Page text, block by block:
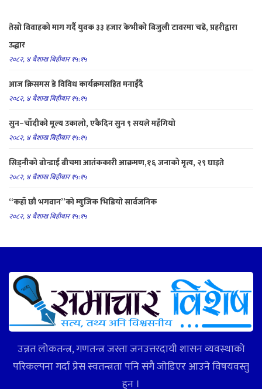
तेस्रो विवाहको माग गर्दै युवक ३३ हजार केभीको बिजुली टावरमा चढे, प्रहरीद्वारा
उद्धार
२०८२, ४ बैशाख बिहीबार १५:१५
आज क्रिसमस डे विविध कार्यक्रमसहित मनाइँदै
२०८२, ४ बैशाख बिहीबार १५:१५
सुन–चाँदीको मूल्य उकालो, एकैदिन सुन ९ सयले महँगियो
२०८२, ४ बैशाख बिहीबार १५:१५
सिड्नीको बोन्डाई बीचमा आतंककारी आक्रमण,१६ जनाको मृत्य, २९ घाइते
२०८२, ४ बैशाख बिहीबार १५:१५
“कहाँ छौ भगवान”को म्युजिक भिडियो सार्वजनिक
२०८२, ४ बैशाख बिहीबार १५:१५
उन्नत लोकतन्त्र, गणतन्त्र जस्ता जनउत्तरदायी शासन व्यवस्थाको
परिकल्पना गर्दा प्रेस स्वतन्त्रता पनि संगै जोडिएर आउने विषयवस्तु
हुन ।